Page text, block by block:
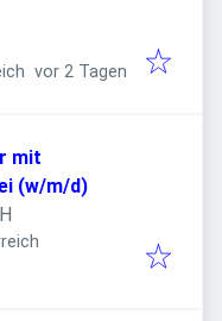
Veröffentlicht
vor 2 Tagen
mit
(w/m/d)